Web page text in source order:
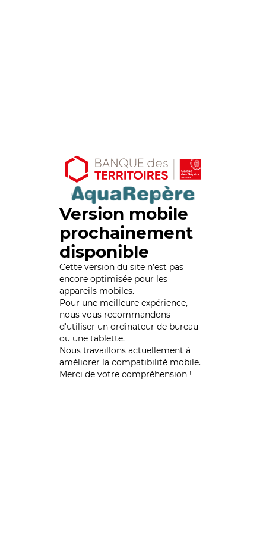
Version mobile
prochainement
disponible
Cette version du site n’est pas
encore optimisée pour les
appareils mobiles.
Pour une meilleure expérience,
nous vous recommandons
d'utiliser un ordinateur de bureau
ou une tablette.
Nous travaillons actuellement à
améliorer la compatibilité mobile.
Merci de votre compréhension !